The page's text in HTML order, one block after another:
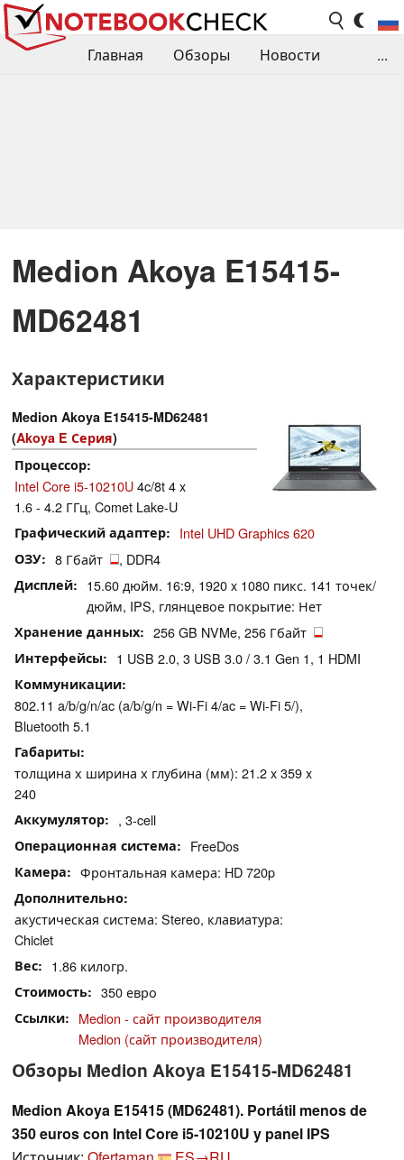
Главная Обзоры
Новости
...
Medion Akoya E15415-
MD62481
Характеристики
Medion Akoya E15415-MD62481
(Akoya E Серия)
Процессор
Intel Core i5-10210U4c/8t 4 x
1.6 - 4.2 ГГц, Comet Lake-U
Графический адаптер Intel UHD Graphics 620
ОЗУ 8 Гбайт , DDR4
Дисплей
15.60 дюйм. 16:9, 1920 x 1080 пикс. 141 точек/
дюйм, IPS, глянцевое покрытие: Нет
Хранение данных 256 GB NVMe, 256 Гбайт
Интерфейсы 1 USB 2.0, 3 USB 3.0 / 3.1 Gen 1, 1 HDMI
Коммуникации
802.11 a/b/g/n/ac (a/b/g/n = Wi-Fi 4/ac = Wi-Fi 5/),
Bluetooth 5.1
Габариты
толщина х ширина х глубина (мм): 21.2 x 359 x
240
Аккумулятор , 3-cell
Операционная система FreeDos
Камера Фронтальная камера: HD 720p
Дополнительно
акустическая система: Stereo, клавиатура:
Chiclet
Вес 1.86 килогр.
Стоимость 350 евро
Ссылки
Medion - сайт производителя
Medion (сайт производителя)
Обзоры Medion Akoya E15415-MD62481
Medion Akoya E15415 (MD62481). Portátil menos de
350 euros con Intel Core i5-10210U y panel IPS